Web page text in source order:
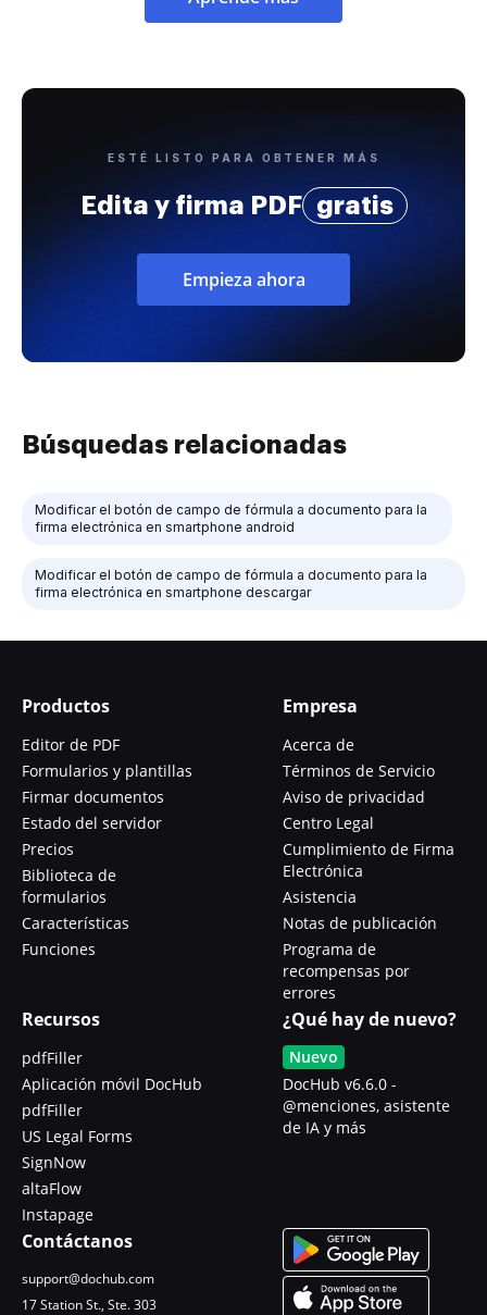
ESTÉ LISTO PARA OBTENER MÁS
Edita y firma PDF gratis
Empieza ahora
Búsquedas relacionadas
Modificar el botón de campo de fórmula a documento para la
firma electrónica en smartphone android
Modificar el botón de campo de fórmula a documento para la
firma electrónica en smartphone descargar
Productos
Editor de PDF
Formularios y plantillas
Firmar documentos
Estado del servidor
Precios
Biblioteca de
formularios
Características
Funciones
Empresa
Acerca de
Términos de Servicio
Aviso de privacidad
Centro Legal
Cumplimiento de Firma
Electrónica
Asistencia
Notas de publicación
Programa de
recompensas por
errores
Recursos
pdfFiller
Aplicación móvil DocHub
pdfFiller
US Legal Forms
SignNow
altaFlow
Instapage
¿Qué hay de nuevo?
Nuevo
DocHub v6.6.0 -
@menciones, asistente
de IA y más
Contáctanos
support@dochub.com
17 Station St., Ste. 303